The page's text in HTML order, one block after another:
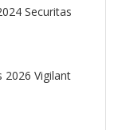
Securitas
2026 Vigilant